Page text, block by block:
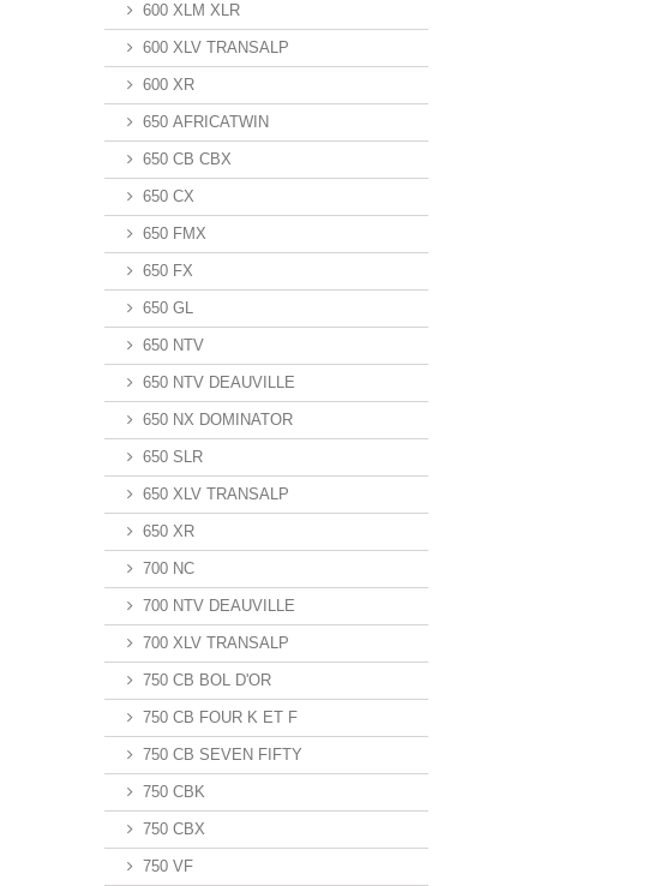
600 XLM XLR
600 XLV TRANSALP
600 XR
650 AFRICATWIN
650 CB CBX
650 CX
650 FMX
650 FX
650 GL
650 NTV
650 NTV DEAUVILLE
650 NX DOMINATOR
650 SLR
650 XLV TRANSALP
650 XR
700 NC
700 NTV DEAUVILLE
700 XLV TRANSALP
750 CB BOL D'OR
750 CB FOUR K ET F
750 CB SEVEN FIFTY
750 CBK
750 CBX
750 VF